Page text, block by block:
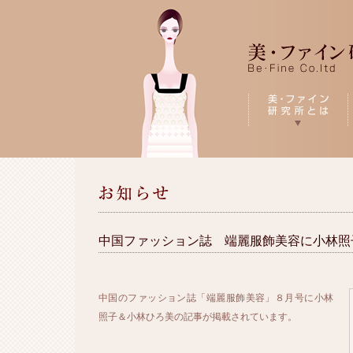
中国ファッション誌 端麗服飾美容に小林
中国のファッション誌「端麗服飾美容」８月号に小林
照子＆小林ひろ美の記事が掲載されています。